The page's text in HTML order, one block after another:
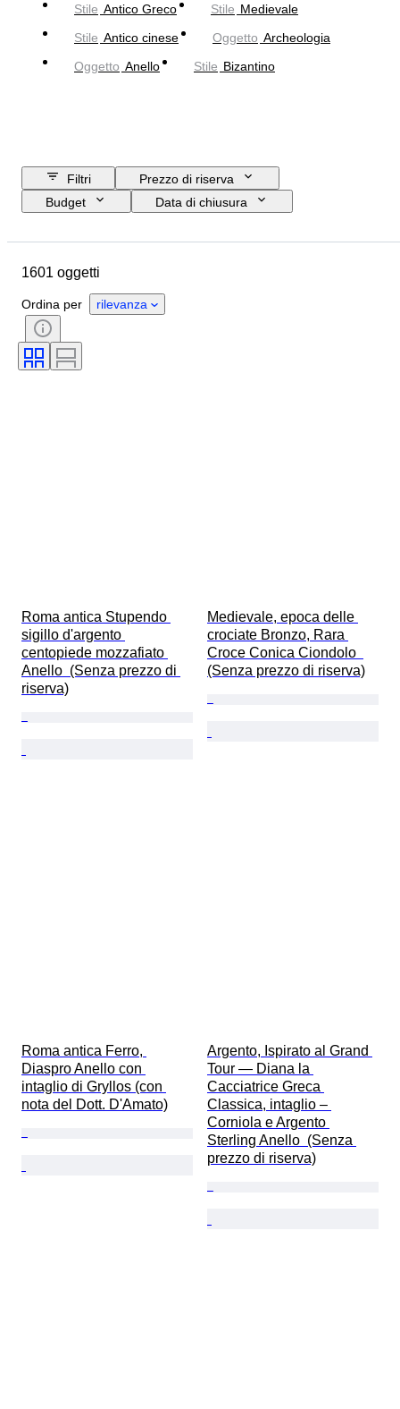
Stile Antico Greco Stile Medievale
Stile Antico cinese Oggetto Archeologia
Oggetto Anello Stile Bizantino
Filtri
Prezzo di riserva
Budget
Data di chiusura
Paese d’origine
Condizioni
Certificato
Firma
Artista
1601 oggetti
Ordina per rilevanza
Roma antica Stupendo
sigillo d'argento
centopiede mozzafiato
Anello  (Senza prezzo di
riserva)
Medievale, epoca delle
crociate Bronzo, Rara
Croce Conica Ciondolo
(Senza prezzo di riserva)
Roma antica Ferro,
Diaspro Anello con
intaglio di Gryllos (con
nota del Dott. D'Amato)
Argento, Ispirato al Grand
Tour — Diana la
Cacciatrice Greca
Classica, intaglio –
Corniola e Argento
Sterling Anello  (Senza
prezzo di riserva)